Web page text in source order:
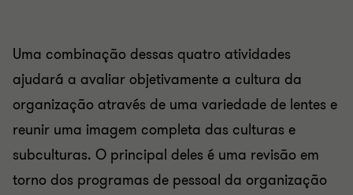
Uma combinação dessas quatro atividades
ajudará a avaliar objetivamente a cultura da
organização através de uma variedade de lentes e
reunir uma imagem completa das culturas e
subculturas. O principal deles é uma revisão em
torno dos programas de pessoal da organização